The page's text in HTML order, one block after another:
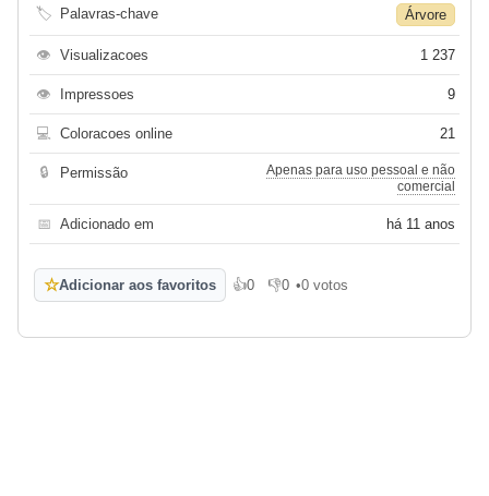
🏷 Palavras-chave Árvore
👁 Visualizacoes 1 237
👁 Impressoes 9
💻 Coloracoes online 21
🔒 Permissão
Apenas para uso pessoal e não
comercial
📅 Adicionado em há 11 anos
☆Adicionar aos favoritos 👍0
Gosto 👎0
Não gosto
•0 votos